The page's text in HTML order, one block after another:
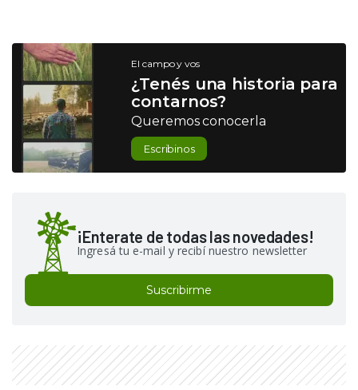
El campo y vos
¿Tenés una historia para
contarnos?
Queremos conocerla
Escribinos
¡Enterate de todas las novedades!
Ingresá tu e-mail y recibí nuestro newsletter
Suscribirme